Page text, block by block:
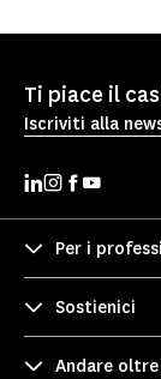
Ti piace il
Iscriviti alla
Per i
Sostienici
Andare oltre